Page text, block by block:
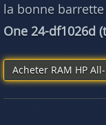
la bonne
One 24-df1026d
Acheter RAM HP